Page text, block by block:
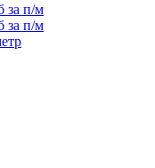
за п/м
за п/м